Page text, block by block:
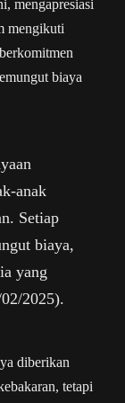
mengapresiasi
mengikuti
biaya
anak
Setiap
biaya,
yang
2025).
diberikan
tetapi